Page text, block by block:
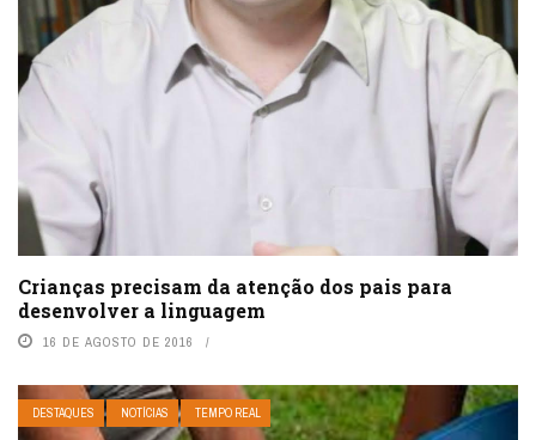
Crianças precisam da atenção dos pais para
desenvolver a linguagem
16 DE AGOSTO DE 2016
DESTAQUES NOTÍCIAS TEMPO REAL